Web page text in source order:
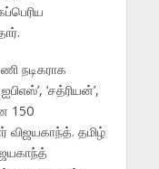
நடிகராக
‘சத்ரியன்’,
150
விஜயகாந்த். தமிழ்